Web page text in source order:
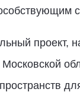
проект,